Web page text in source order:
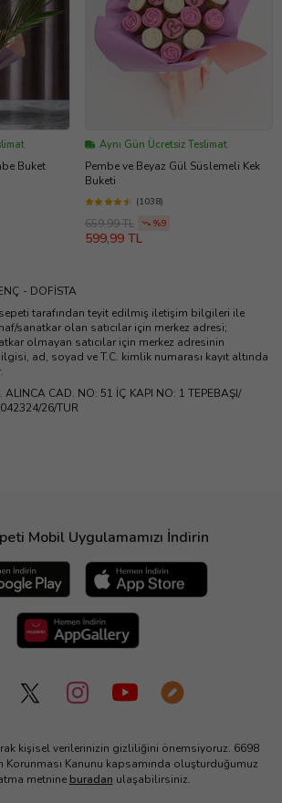
Buket
Aynı Gün Ücretsiz Teslimat
Pembe ve Beyaz Gül Süslemeli Kek
Buketi
(1038)
659,99 TL %9
599,99 TL
- DOFİSTA
tarafından teyit edilmiş iletişim bilgileri ile
sanatkar olan satıcılar için merkez adresi;
olmayan satıcılar için merkez adresinin
ad, soyad ve T.C. kimlik numarası kayıt altında
ALINCA CAD. NO: 51 İÇ KAPI NO: 1 TEPEBAŞI/
26/TUR
Mobil Uygulamamızı İndirin
kişisel verilerinizin gizliliğini önemsiyoruz. 6698
Korunması Kanunu kapsamında oluşturduğumuz
metnine buradan ulaşabilirsiniz.